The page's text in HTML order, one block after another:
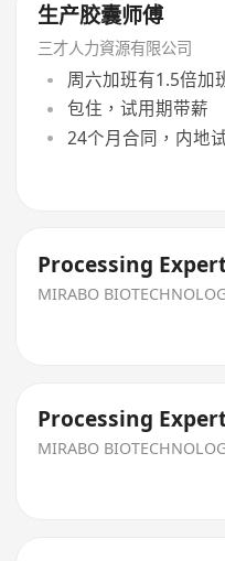
生产胶囊师傅
三才人力資源有限公司
周六加班有1.5倍加
包住，试用期带薪
24个月合同，内地
Processing
MIRABO
Processing
MIRABO